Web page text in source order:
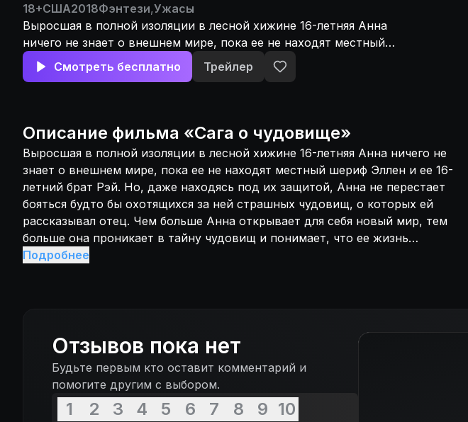
18+США2018Фэнтези,Ужасы
Выросшая в полной изоляции в лесной хижине 16-летняя Анна
ничего не знает о внешнем мире, пока ее не находят местный
шериф Эллен и ее 16-летний брат Рэй. Но, даже находясь под их
защитой, Анна не перестает бояться будто бы охотящихся за ней
тайну чудовищ и понимает, что ее жизнь неразрывно связана с
Смотреть бесплатно Трейлер
Описание фильма «Сага о чудовище»
Выросшая в полной изоляции в лесной хижине 16-летняя Анна ничего не
знает о внешнем мире, пока ее не находят местный шериф Эллен и ее 16-
летний брат Рэй. Но, даже находясь под их защитой, Анна не перестает
бояться будто бы охотящихся за ней страшных чудовищ, о которых ей
рассказывал отец. Чем больше Анна открывает для себя новый мир, тем
больше она проникает в тайну чудовищ и понимает, что ее жизнь
неразрывно связана с этой легендой.
Подробнее
Отзывов пока нет
Будьте первым кто оставит комментарий и
помогите другим с выбором.
1 2 3 4 5 6 7 8 9 10